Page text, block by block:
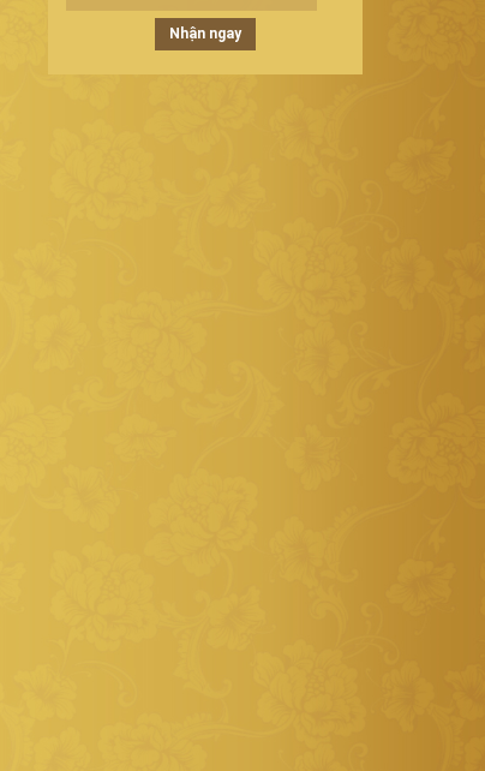
Nhận ngay